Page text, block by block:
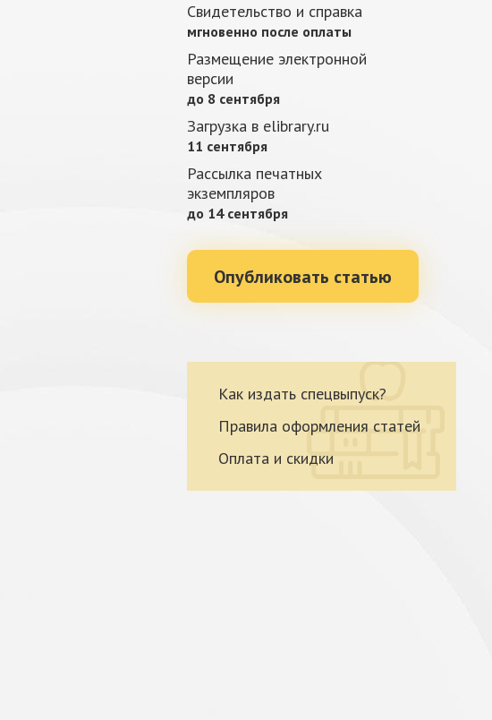
Свидетельство и справка
мгновенно после оплаты
Размещение электронной
версии
до 8 сентября
Загрузка в elibrary.ru
11 сентября
Рассылка печатных
экземпляров
до 14 сентября
Опубликовать статью
Как издать спецвыпуск?
Правила оформления статей
Оплата и скидки